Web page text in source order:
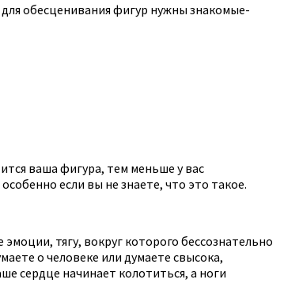
обесценивания фигур нужны знакомые-
ваша фигура, тем меньше у вас
если вы не знаете, что это такое.
тягу, вокруг которого бессознательно
о человеке или думаете свысока,
сердце начинает колотиться, а ноги